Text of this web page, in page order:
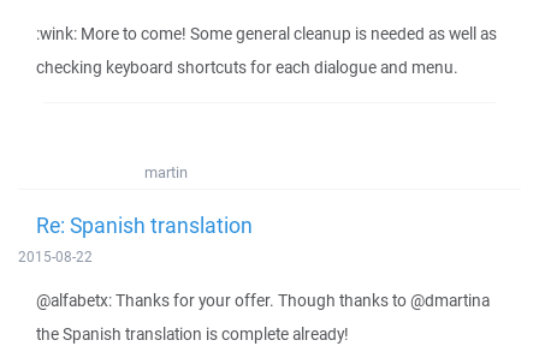
:wink: More to come! Some general cleanup is needed as well as
checking keyboard shortcuts for each dialogue and menu.
martin
Re: Spanish translation
2015-08-22
@alfabetx: Thanks for your offer. Though thanks to @dmartina
the Spanish translation is complete already!